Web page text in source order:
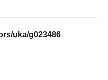
uka/g023486